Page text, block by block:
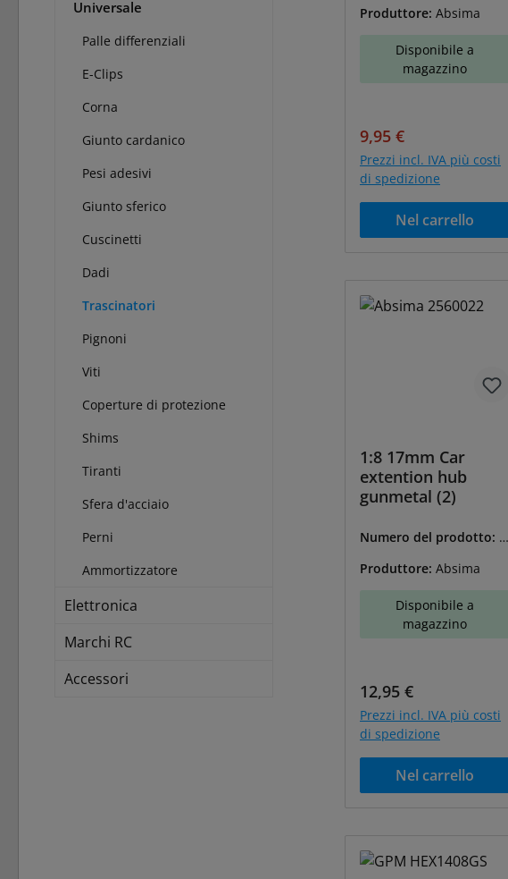
Universale
Palle differenziali
E-Clips
Corna
Giunto cardanico
Pesi adesivi
Giunto sferico
Cuscinetti
Dadi
Trascinatori
Pignoni
Viti
Coperture di protezione
Shims
Tiranti
Sfera d'acciaio
Perni
Ammortizzatore
Elettronica
Marchi RC
Accessori
Produttore: Absima
Disponibile a
magazzino
Prezzo di vendita:
9,95 €
Prezzi incl. IVA più costi
di spedizione
Nel carrello
1:8 17mm Car
extention hub
gunmetal (2)
Numero del prodotto: A
Produttore: Absima
Disponibile a
magazzino
Prezzo normale:
12,95 €
Prezzi incl. IVA più costi
di spedizione
Nel carrello